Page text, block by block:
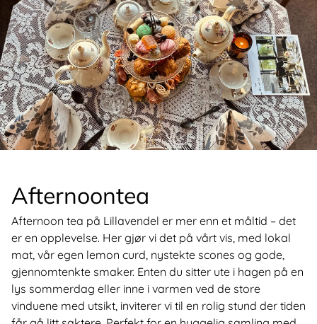
Afternoontea
Afternoon tea på Lillavendel er mer enn et måltid – det
er en opplevelse. Her gjør vi det på vårt vis, med lokal
mat, vår egen lemon curd, nystekte scones og gode,
gjennomtenkte smaker. Enten du sitter ute i hagen på en
lys sommerdag eller inne i varmen ved de store
vinduene med utsikt, inviterer vi til en rolig stund der tiden